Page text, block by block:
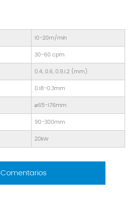
10-20m/min
30-60 cpm
0.4, 0.6, 0.9.1.2 (mm)
0.18-0.3mm
⌀65-176mm
90-300mm
20kW
Comentarios